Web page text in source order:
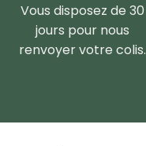
Vous disposez de 30
jours pour nous
renvoyer votre colis.